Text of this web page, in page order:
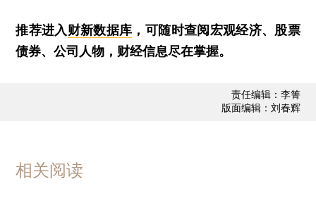
推荐进入财新数据库 ，可随时查阅宏观经济、股票
债券、公司人物，财经信息尽在掌握。
责任编辑：李箐
版面编辑：刘春辉
相关阅读